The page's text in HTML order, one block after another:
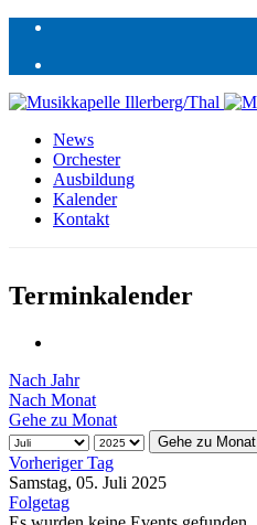
News
Orchester
Ausbildung
Kalender
Kontakt
Terminkalender
Nach Jahr
Nach Monat
Gehe zu Monat
Gehe zu Monat
Vorheriger Tag
Samstag, 05. Juli 2025
Folgetag